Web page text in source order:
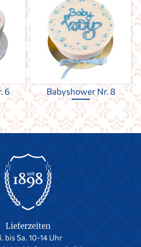
6 Babyshower Nr. 8
Lieferzeiten
bis Sa. 10-14 Uhr